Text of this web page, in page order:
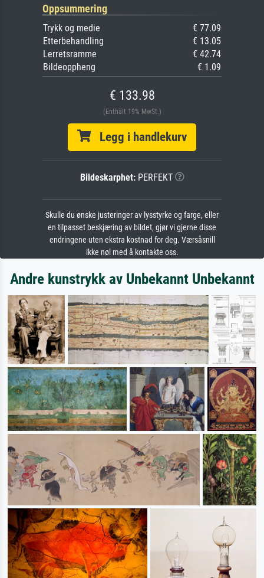
Oppsummering
Trykk og medie
€ 77.09
Etterbehandling
€ 13.05
Lerretsramme
€ 42.74
Bildeoppheng
€ 1.09
€ 133.98
(Enthält 19% MwSt.)
Legg i handlekurv
Bildeskarphet:PERFEKT
Skulle du ønske justeringer av lysstyrke og farge, eller
en tilpasset beskjæring av bildet, gjør vi gjerne disse
endringene uten ekstra kostnad for deg. Værsåsnill
ikke nøl med å kontakte oss.
Andre kunstrykk av Unbekannt Unbekannt